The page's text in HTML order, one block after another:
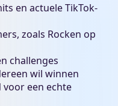
en actuele TikTok-
zoals Rocken op
challenges
wil winnen
een echte